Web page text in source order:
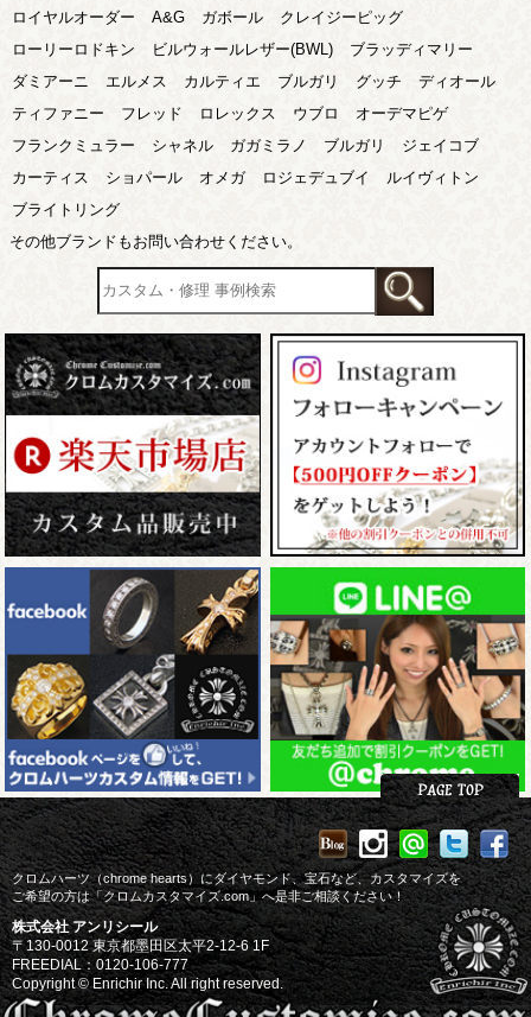
ロイヤルオーダー
A&G ガボール
クレイジーピッグ
ローリーロドキン
ビルウォールレザー(BWL)
ブラッディマリー
ダミアーニ
エルメス カルティエ ブルガリ グッチ
ディオール
ティファニー
フレッド ロレックス ウブロ
オーデマピゲ
フランクミュラー
シャネル ガガミラノ ブルガリ
ジェイコブ
カーティス
ショパール オメガ ロジェデュブイ
ルイヴィトン
ブライトリング
その他ブランドもお問い合わせください。
クロムハーツ（chrome hearts）にダイヤモンド、宝石など、カスタマイズを
ご希望の方は「クロムカスタマイズ.com」へ是非ご相談ください！
株式会社 アンリシール
〒130-0012 東京都墨田区太平2-12-6 1F
FREEDIAL：0120-106-777
Copyright © Enrichir Inc. All right reserved.